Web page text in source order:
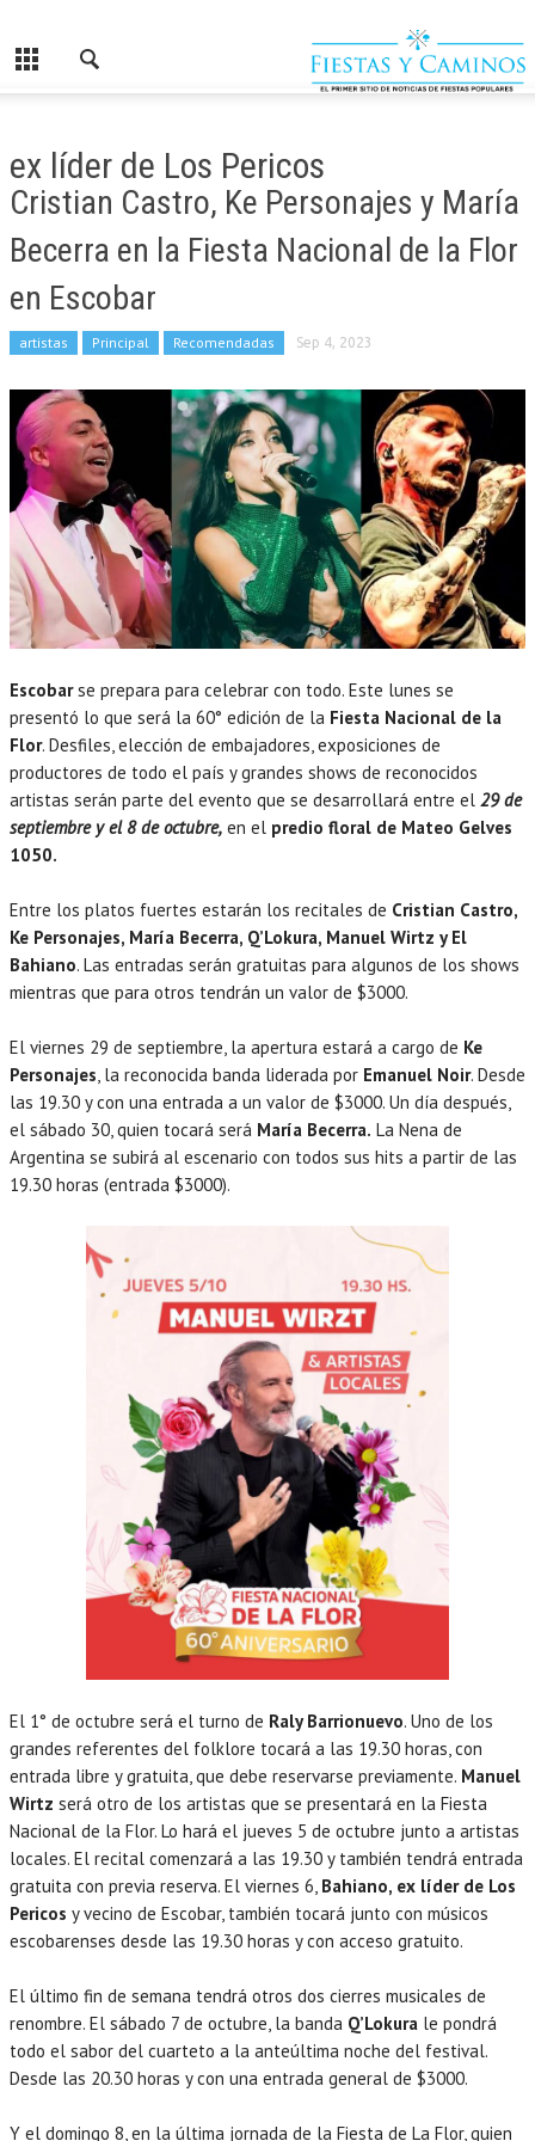
ex líder de Los Pericos
Cristian Castro, Ke Personajes y María
Becerra en la Fiesta Nacional de la Flor
en Escobar
artistas Principal Recomendadas Sep 4, 2023
Escobarse prepara para celebrar con todo. Este lunes se
presentó lo que será la 60° edición de la Fiesta Nacional de la
Flor. Desfiles, elección de embajadores, exposiciones de
productores de todo el país y grandes shows de reconocidos
artistas serán parte del evento que se desarrollará entre el 29 de
septiembre y el 8 de octubre, en el predio floral de Mateo Gelves
1050.
Entre los platos fuertes estarán los recitales de Cristian Castro,
Ke Personajes, María Becerra, Q’Lokura, Manuel Wirtz y El
Bahiano. Las entradas serán gratuitas para algunos de los shows
mientras que para otros tendrán un valor de $3000.
El viernes 29 de septiembre, la apertura estará a cargo de Ke
Personajes, la reconocida banda liderada por Emanuel Noir. Desde
las 19.30 y con una entrada a un valor de $3000. Un día después,
el sábado 30, quien tocará será María Becerra. La Nena de
Argentina se subirá al escenario con todos sus hits a partir de las
19.30 horas (entrada $3000).
El 1° de octubre será el turno de Raly Barrionuevo. Uno de los
grandes referentes del folklore tocará a las 19.30 horas, con
entrada libre y gratuita, que debe reservarse previamente. Manuel
Wirtz será otro de los artistas que se presentará en la Fiesta
Nacional de la Flor. Lo hará el jueves 5 de octubre junto a artistas
locales. El recital comenzará a las 19.30 y también tendrá entrada
gratuita con previa reserva. El viernes 6, Bahiano, ex líder de Los
Pericos y vecino de Escobar, también tocará junto con músicos
escobarenses desde las 19.30 horas y con acceso gratuito.
El último fin de semana tendrá otros dos cierres musicales de
renombre. El sábado 7 de octubre, la banda Q’Lokura le pondrá
todo el sabor del cuarteto a la anteúltima noche del festival.
Desde las 20.30 horas y con una entrada general de $3000.
Y el domingo 8, en la última jornada de la Fiesta de La Flor, quien